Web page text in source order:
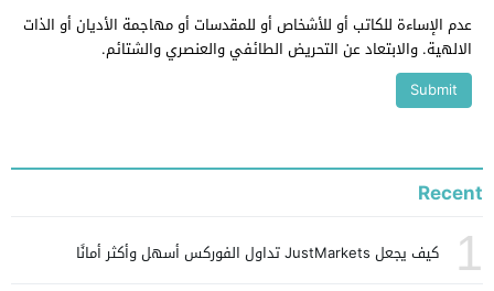
عدم الإساءة للكاتب أو للأشخاص أو للمقدسات أو مهاجمة الأديان أو الذات
الالهية. والابتعاد عن التحريض الطائفي والعنصري والشتائم.
Recent
1 كيف يجعل JustMarkets تداول الفوركس أسهل وأكثر أمانًا